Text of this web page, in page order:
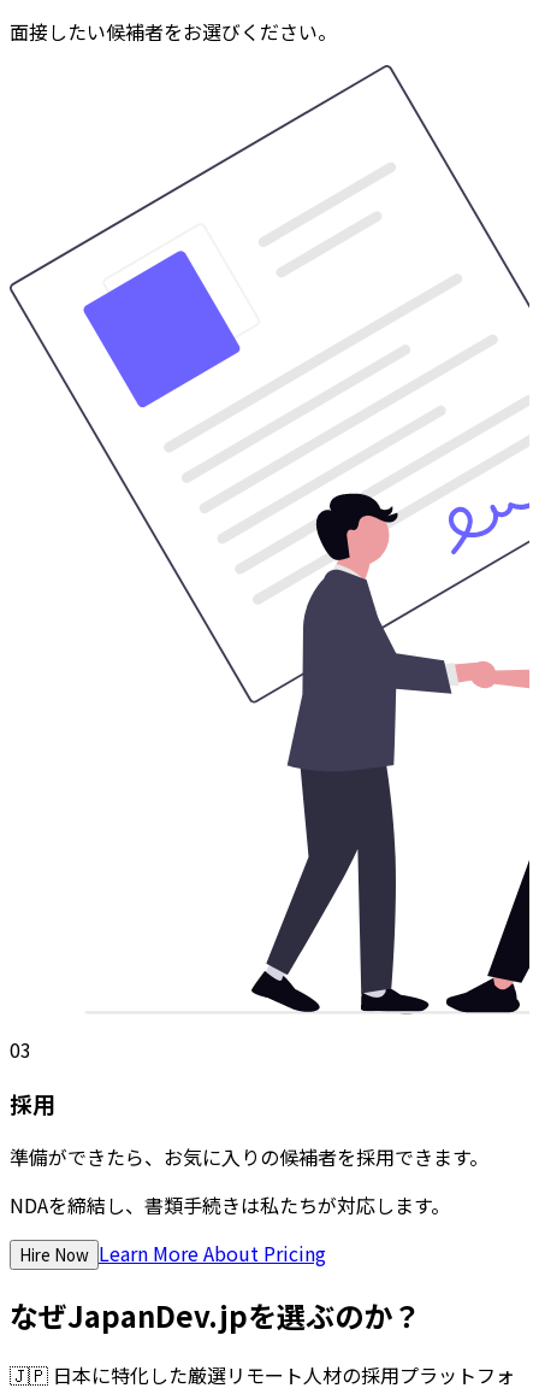
面接したい候補者をお選びください。
03
採用
準備ができたら、お気に入りの候補者を採用できます。
NDAを締結し、書類手続きは私たちが対応します。
Hire Now Learn More About Pricing
なぜJapanDev.jpを選ぶのか？
🇯🇵 日本に特化した厳選リモート人材の採用プラットフォ